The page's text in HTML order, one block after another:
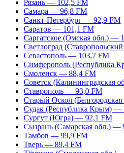
Рязань — 102,5 FM
Самара — 96,8 FM
Санкт-Петербург — 92,9 FM
Саратов — 101,1 FM
Саргатское (Омская обл.) —
Светлоград
Севастополь — 103,7 FM
Симферополь (Республика
Смоленск — 88,4 FM
Советск (Калининградская
Ставрополь — 93,0 FM
Старый Оскол
Судак (Республика Крым) —
Сургут (Югра) — 92,1 FM
Сызрань (Самарская обл.) —
Тамбов — 99,9 FM
Тверь — 89,4 FM